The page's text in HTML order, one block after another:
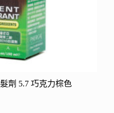
劑 5.7 巧克力棕色